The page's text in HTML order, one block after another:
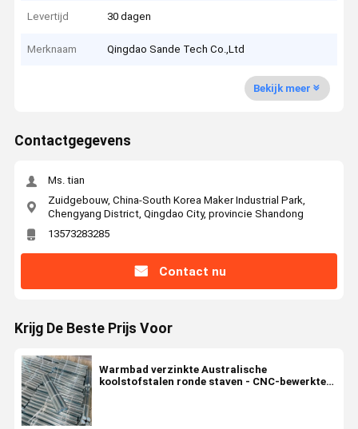
Levertijd 30 dagen
Merknaam Qingdao Sande Tech Co.,Ltd
Bekijk meer
Contactgegevens
Ms. tian
Zuidgebouw, China-South Korea Maker Industrial Park,
Chengyang District, Qingdao City, provincie Shandong
13573283285
Contact nu
Krijg De Beste Prijs Voor
Warmbad verzinkte Australische
koolstofstalen ronde staven - CNC-bewerkte